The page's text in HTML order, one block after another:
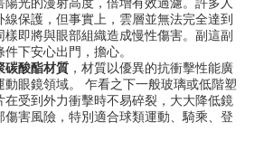
光的漫射高度，倍增有效過濾。許多人
線保護，但事實上，雲層並無法完全達到
即將與眼部組織造成慢性傷害。副這副
下安心出門，擔心。
碳酸酯材質 ，材質以優異的抗衝擊性能廣
動眼鏡領域。 乍看之下一般玻璃或低階塑
在受到外力衝擊時不易碎裂，大大降低鏡
傷害風險，特別適合球類運動、騎乘、登